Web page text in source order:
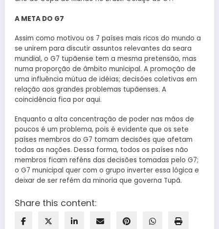
A META DO G7
Assim como motivou os 7 países mais ricos do mundo a
se unirem para discutir assuntos relevantes da seara
mundial, o G7 tupãense tem a mesma pretensão, mas
numa proporção de âmbito municipal. A promoção de
uma influência mútua de idéias; decisões coletivas em
relação aos grandes problemas tupãenses. A
coincidência fica por aqui.
Enquanto a alta concentração de poder nas mãos de
poucos é um problema, pois é evidente que os sete
países membros do G7 tomam decisões que afetam
todas as nações. Dessa forma, todos os países não
membros ficam reféns das decisões tomadas pelo G7;
o G7 municipal quer com o grupo inverter essa lógica e
deixar de ser refém da minoria que governa Tupã.
Share this content: